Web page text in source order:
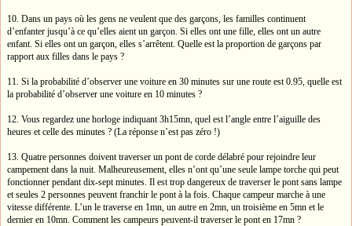
10. Dans un pays où les gens ne veulent que des garçons, les familles continuent
d’enfanter jusqu’à ce qu’elles aient un garçon. Si elles ont une fille, elles ont un autre
enfant. Si elles ont un garçon, elles s’arrêtent. Quelle est la proportion de garçons par
rapport aux filles dans le pays ?
11. Si la probabilité d’observer une voiture en 30 minutes sur une route est 0.95, quelle est
la probabilité d’observer une voiture en 10 minutes ?
12. Vous regardez une horloge indiquant 3h15mn, quel est l’angle entre l’aiguille des
heures et celle des minutes ? (La réponse n’est pas zéro !)
13. Quatre personnes doivent traverser un pont de corde délabré pour rejoindre leur
campement dans la nuit. Malheureusement, elles n’ont qu’une seule lampe torche qui peut
fonctionner pendant dix-sept minutes. Il est trop dangereux de traverser le pont sans lampe
et seules 2 personnes peuvent franchir le pont à la fois. Chaque campeur marche à une
vitesse différente. L’un le traverse en 1mn, un autre en 2mn, un troisième en 5mn et le
dernier en 10mn. Comment les campeurs peuvent-il traverser le pont en 17mn ?